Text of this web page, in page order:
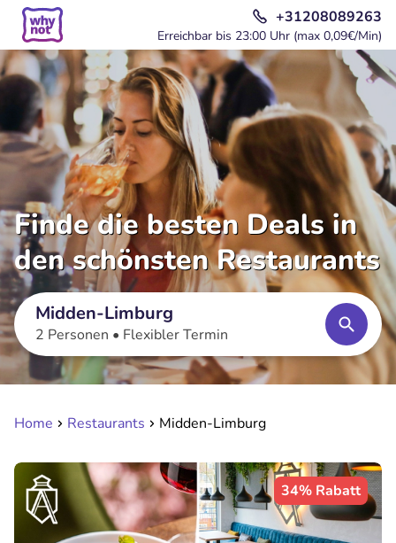
+31208089263
Erreichbar bis 23:00 Uhr (max 0,09€/Min)
Finde die besten Deals in
den schönsten Restaurants
Midden-Limburg
2 Personen • Flexibler Termin
Home Restaurants Midden-Limburg
34% Rabatt